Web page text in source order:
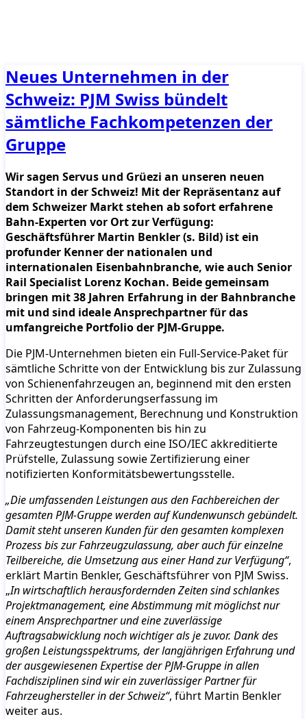
Neues Unternehmen in der
Schweiz: PJM Swiss bündelt
sämtliche Fachkompetenzen der
Gruppe
Wir sagen Servus und Grüezi an unseren neuen
Standort in der Schweiz! Mit der Repräsentanz auf
dem Schweizer Markt stehen ab sofort erfahrene
Bahn-Experten vor Ort zur Verfügung:
Geschäftsführer Martin Benkler (s. Bild) ist ein
profunder Kenner der nationalen und
internationalen Eisenbahnbranche, wie auch Senior
Rail Specialist Lorenz Kochan. Beide gemeinsam
bringen mit 38 Jahren Erfahrung in der Bahnbranche
mit und sind ideale Ansprechpartner für das
umfangreiche Portfolio der PJM-Gruppe.
Die PJM-Unternehmen bieten ein Full-Service-Paket für
sämtliche Schritte von der Entwicklung bis zur Zulassung
von Schienenfahrzeugen an, beginnend mit den ersten
Schritten der Anforderungserfassung im
Zulassungsmanagement, Berechnung und Konstruktion
von Fahrzeug-Komponenten bis hin zu
Fahrzeugtestungen durch eine ISO/IEC akkreditierte
Prüfstelle, Zulassung sowie Zertifizierung einer
notifizierten Konformitätsbewertungsstelle.
„Die umfassenden Leistungen aus den Fachbereichen der
gesamten PJM-Gruppe werden auf Kundenwunsch gebündelt.
Damit steht unseren Kunden für den gesamten komplexen
Prozess bis zur Fahrzeugzulassung, aber auch für einzelne
Teilbereiche, die Umsetzung aus einer Hand zur Verfügung“,
erklärt Martin Benkler, Geschäftsführer von PJM Swiss.
„In wirtschaftlich herausfordernden Zeiten sind schlankes
Projektmanagement, eine Abstimmung mit möglichst nur
einem Ansprechpartner und eine zuverlässige
Auftragsabwicklung noch wichtiger als je zuvor. Dank des
großen Leistungsspektrums, der langjährigen Erfahrung und
der ausgewiesenen Expertise der PJM-Gruppe in allen
Fachdisziplinen sind wir ein zuverlässiger Partner für
Fahrzeughersteller in der Schweiz“, führt Martin Benkler
weiter aus.